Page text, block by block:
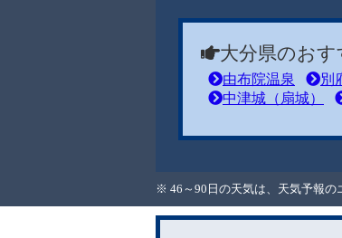
大分県のおす
由布院温泉 別
中津城（扇城）
※ 46～90日の天気は、天気予報の